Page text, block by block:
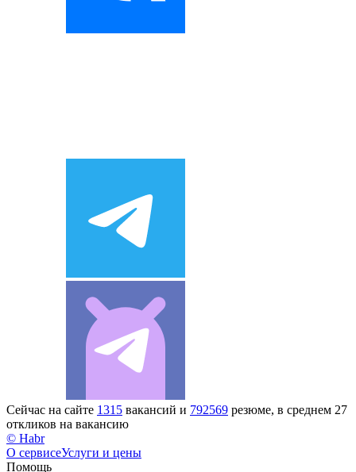
Сейчас на сайте 1315 вакансий и 792569 резюме, в среднем 27
откликов на вакансию
© Habr
О сервисеУслуги и цены
Помощь